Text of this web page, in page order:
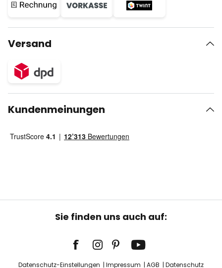
Versand
Kundenmeinungen
Sie finden uns auch auf:
Datenschutz-Einstellungen Impressum AGB Datenschutz